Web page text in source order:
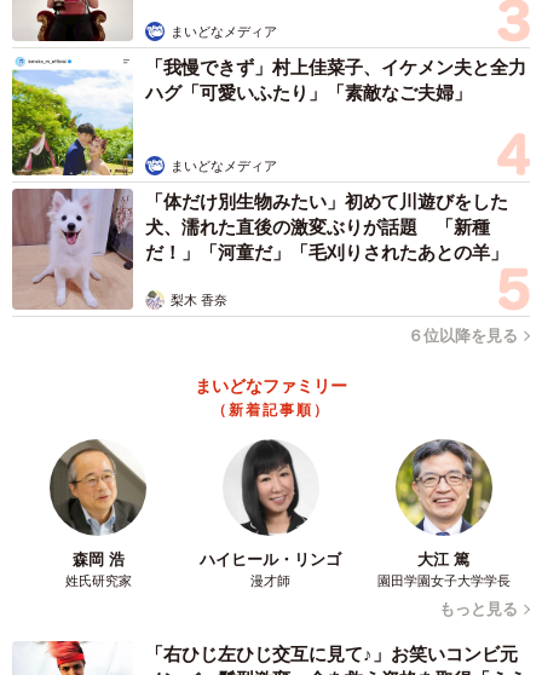
◆ノーム（荒木 信雄）
フリースクールや企業、国立大学でカウンセリングや研修
を行い、メンタルケアとキャリア形成を支援。人間関係の
悩みに特化した相談サービス「isee」を運営。著書『エン
プティーママと子どもを幸せにする小さな魔法』
まいどなメディア
「我慢できず」村上佳菜子、イケメン夫と全力
ハグ「可愛いふたり」「素敵なご夫婦」
まいどなメディア
「体だけ別生物みたい」初めて川遊びをした
犬、濡れた直後の激変ぶりが話題 「新種
だ！」「河童だ」「毛刈りされたあとの羊」
梨木 香奈
６位以降を見る
まいどなファミリー
（新着記事順）
森岡 浩
姓氏研究家
ハイヒール・リンゴ
漫才師
大江 篤
園田学園女子大学学長
もっと見る
「右ひじ左ひじ交互に見て♪」お笑いコンビ元